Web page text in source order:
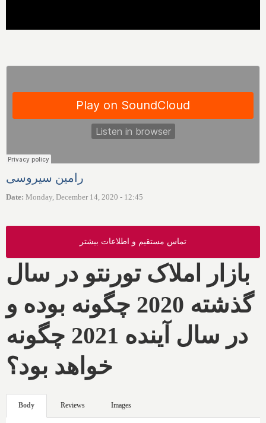
رامین سیروسی
Date: Monday, December 14, 2020 - 12:45
تماس مستقیم و اطلاعات بیشتر
بازار املاک تورنتو در سال
گذشته 2020 چگونه بوده و
در سال آینده 2021 چگونه
خواهد بود؟
Body Reviews Images